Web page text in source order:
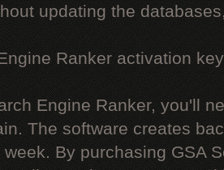
updating the
Ranker activation key
Engine Ranker, you'll
The software creates
By purchasing GSA